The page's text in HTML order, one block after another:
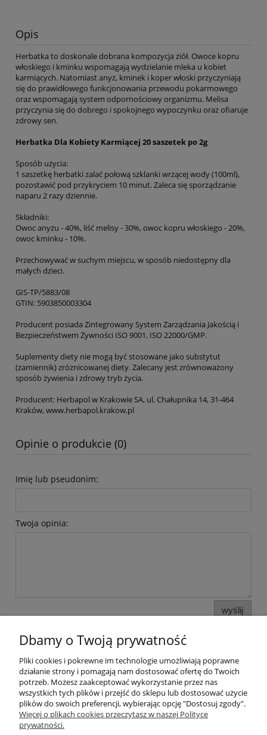
Opis
Herbatka to doskonale dobrana kompozycja ziół. Owoce kopru
włoskiego i kminku wspomagają wydzielanie mleka u kobiet
karmiących. Natomiast anyż, kminek i koper włoski przyczyniają
się do prawidłowego funkcjonowania przewodu pokarmowego
oraz wspomagają system odpornościowy organizmu. Melisa
przyczynia się do dobrego i spokojnego wypoczynku oraz ofiaruje
zdrowy sen.
Herbatka Dla Kobiety Karmiącej 20 saszetek po 2g
Sposób użycia:
1 saszetkę herbatki zalać połową szklanki wrzącej wody (100ml),
pozostawić pod przykryciem 10 minut. Zaleca się sporządzanie
naparu 2 razy dziennie.
Składniki:
Owoc anyżu - 40%, liść melisy - 30%, owoc kopru włoskiego - 20%,
owoc kminku - 10%.
Przechowywać w suchym miejscu, w sposób niedostępny dla
małych dzieci.
GIS-TP/5883/08
GTIN: 5903850003304
Producent posiada Zintegrowany System Zarządzania Jakością i
Bezpieczeństwem Żywności ISO 9001, ISO 22000/GMP.
Suplementy diety nie mogą być stosowane jako substytut
(zamiennik) zróżnicowanej diety. Zalecany jest zrównoważony
sposób żywienia i zdrowy tryb życia.
Producent: Herbapol w Krakowie SA, ul. Chałupnika 14, 31-464
Kraków, www.herbapol.krakow.pl
Opinie o produkcie (0)
Imię lub pseudonim:
Twoja opinia:
wyślij
Pomoc
Moje konto
Dbamy o Twoją prywatność
Pliki cookies i pokrewne im technologie umożliwiają poprawne
działanie strony i pomagają nam dostosować ofertę do Twoich
potrzeb. Możesz zaakceptować wykorzystanie przez nas
wszystkich tych plików i przejść do sklepu lub dostosować użycie
plików do swoich preferencji, wybierając opcję "Dostosuj zgody".
Więcej o plikach cookies przeczytasz w naszej Polityce
prywatności.